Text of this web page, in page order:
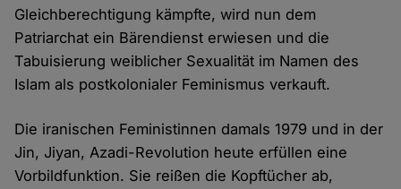
Gleichberechtigung kämpfte, wird nun dem
Patriarchat ein Bärendienst erwiesen und die
Tabuisierung weiblicher Sexualität im Namen des
Islam als postkolonialer Feminismus verkauft.
Die iranischen Feministinnen damals 1979 und in der
Jin, Jiyan, Azadi-Revolution heute erfüllen eine
Vorbildfunktion. Sie reißen die Kopftücher ab,